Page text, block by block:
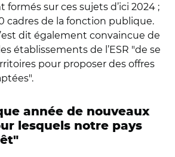
formés sur ces sujets d’ici 2024 ;
cadres de la fonction publique.
dit également convaincue de
établissements de l’ESR "de se
pour proposer des offres
année de nouveaux
lesquels notre pays